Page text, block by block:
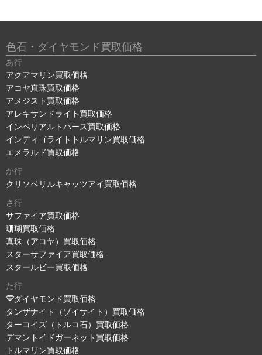
色石・ダイヤモンド買取価格
あ行
アクアマリン買取価格
アコヤ真珠買取価格
アメジスト買取価格
アレキサンドライト買取価格
インペリアルトパーズ買取価格
インディゴライトトルマリン買取価格
エメラルド買取価格
か行
クリソベリルキャッツアイ買取価格
さ行
サファイア買取価格
珊瑚買取価格
真珠（アコヤ）買取価格
スターサファイア買取価格
スタールビー買取価格
た行
ダイヤモンド買取価格
タンザナイト（ゾイサイト）買取価格
ターコイズ（トルコ石）買取価格
デマントイドガーネット買取価格
トルマリン買取価格